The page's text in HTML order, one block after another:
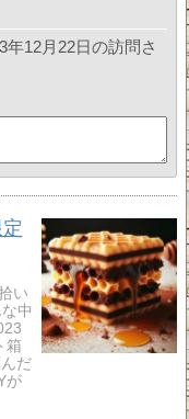
年12月22日の訪問さ
い
中
箱
だ
が